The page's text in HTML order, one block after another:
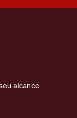
alcance